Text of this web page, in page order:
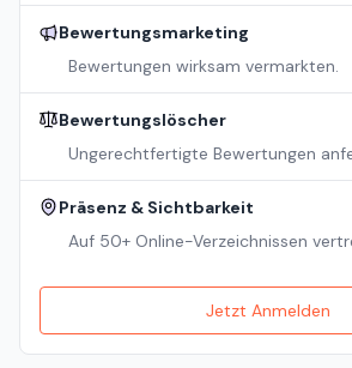
Bewertungsmarketing
Bewertungen wirksam vermarkten.
Bewertungslöscher
Ungerechtfertigte Bewertungen
Präsenz & Sichtbarkeit
Auf 50+ Online-Verzeichnissen
Jetzt Anmelden